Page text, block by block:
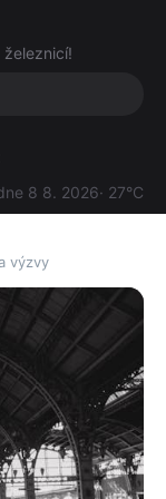
železnicí!
8 8. 2026· 27°C
výzvy